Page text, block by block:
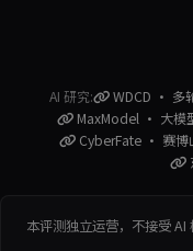
AI 研究: WDCD · 多
MaxModel · 大模
CyberFate · 赛博
本评测独立运营，不接受